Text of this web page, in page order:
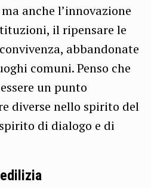
anche l’innovazione
il ripensare le
abbandonate
comuni. Penso che
un punto
diverse nello spirito del
di dialogo e di